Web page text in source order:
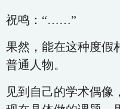
祝鸣：“……”
果然，能在这种度假
普通人物。
见到自己的学术偶像